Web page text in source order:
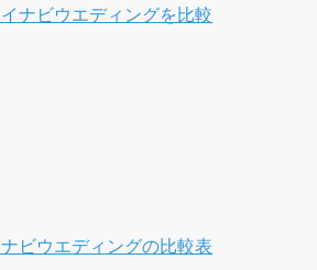
ナビウエディングを比較
ビウエディングの比較表